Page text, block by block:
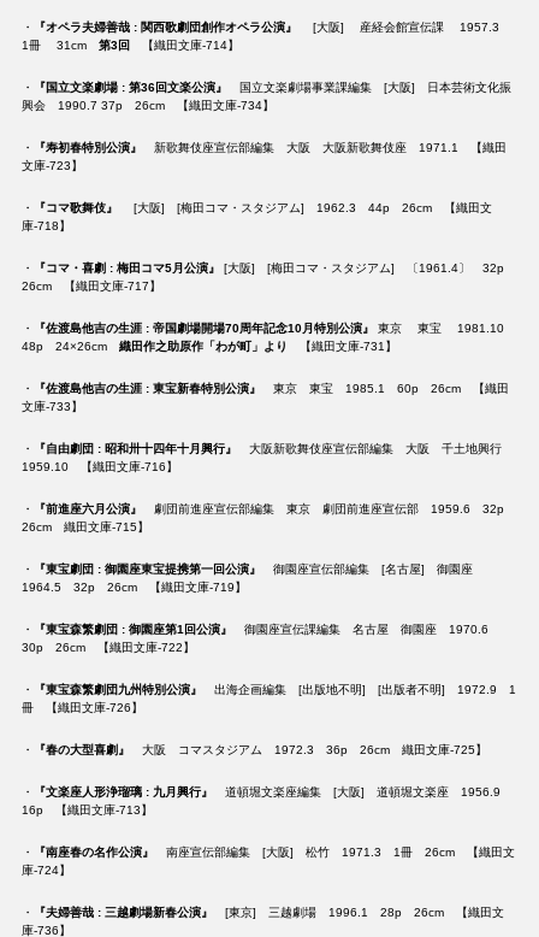
・ 『オペラ夫婦善哉 : 関西歌劇団創作オペラ公演』
[大阪] 産経会館宣伝課 1957.3
1冊 31cm 第3回 【織田文庫-714】
・ 『国立文楽劇場 : 第36回文楽公演』
国立文楽劇場事業課編集 [大阪] 日本芸術文化振
興会 1990.7 37p 26cm 【織田文庫-734】
・ 『寿初春特別公演』
新歌舞伎座宣伝部編集 大阪 大阪新歌舞伎座 1971.1 【織田
文庫-723】
・ 『コマ歌舞伎』
[大阪] [梅田コマ・スタジアム] 1962.3 44p 26cm 【織田文
庫-718】
・ 『コマ・喜劇 : 梅田コマ5月公演』
[大阪] [梅田コマ・スタジアム] 〔1961.4〕 32p
26cm 【織田文庫-717】
・ 『佐渡島他吉の生涯 : 帝国劇場開場70周年記念10月特別公演』
東京 東宝 1981.10
48p 24×26cm 織田作之助原作「わが町」より 【織田文庫-731】
・ 『佐渡島他吉の生涯 : 東宝新春特別公演』
東京 東宝 1985.1 60p 26cm 【織田
文庫-733】
・ 『自由劇団 : 昭和卅十四年十月興行』
大阪新歌舞伎座宣伝部編集 大阪 千土地興行
1959.10 【織田文庫-716】
・ 『前進座六月公演』
劇団前進座宣伝部編集 東京 劇団前進座宣伝部 1959.6 32p
26cm 織田文庫-715】
・ 『東宝劇団 : 御園座東宝提携第一回公演』
御園座宣伝部編集 [名古屋] 御園座
1964.5 32p 26cm 【織田文庫-719】
・ 『東宝森繁劇団 : 御園座第1回公演』
御園座宣伝課編集 名古屋 御園座 1970.6
30p 26cm 【織田文庫-722】
・ 『東宝森繁劇団九州特別公演』
出海企画編集 [出版地不明] [出版者不明] 1972.9 1
冊 【織田文庫-726】
・ 『春の大型喜劇』 大阪 コマスタジアム 1972.3 36p 26cm 織田文庫-725】
・ 『文楽座人形浄瑠璃 : 九月興行』
道頓堀文楽座編集 [大阪] 道頓堀文楽座 1956.9
16p 【織田文庫-713】
・ 『南座春の名作公演』
南座宣伝部編集 [大阪] 松竹 1971.3 1冊 26cm 【織田文
庫-724】
・ 『夫婦善哉 : 三越劇場新春公演』
[東京] 三越劇場 1996.1 28p 26cm 【織田文
庫-736】